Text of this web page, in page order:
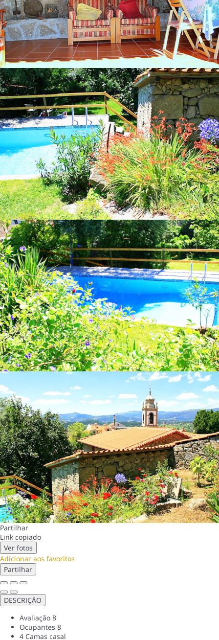
Partilhar
Link copiado
Ver fotos
Adicionar aos favoritos
Partilhar
DESCRIÇÃO
Avaliação 8
Ocupantes 8
4 Camas casal